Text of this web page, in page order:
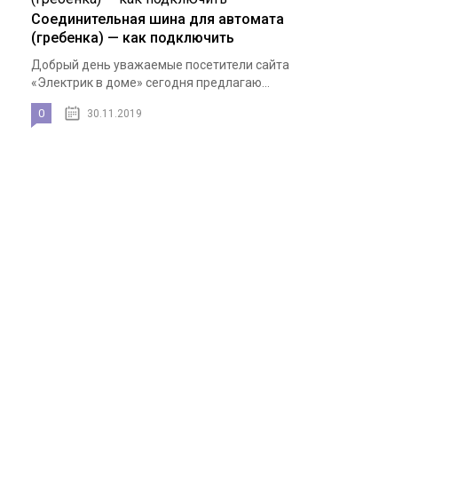
Соединительная шина для автомата
(гребенка) — как подключить
Добрый день уважаемые посетители сайта
«Электрик в доме» сегодня предлагаю...
0 30.11.2019